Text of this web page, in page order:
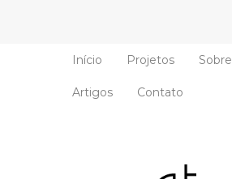
Início Projetos Sobre
Artigos Contato